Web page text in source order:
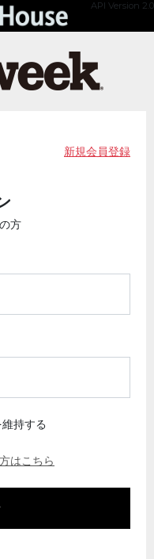
API Version 2.0
新規会員登録
方
持する
はこちら